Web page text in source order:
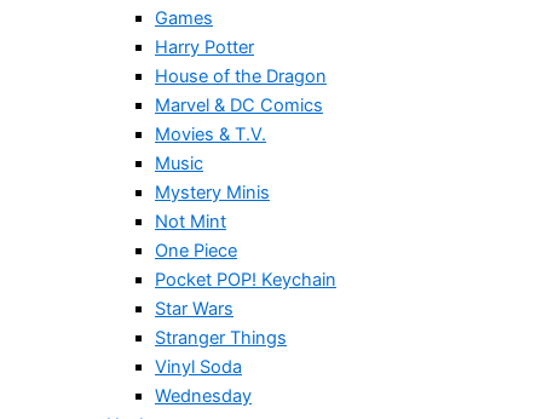
Games
Harry Potter
House of the Dragon
Marvel & DC Comics
Movies & T.V.
Music
Mystery Minis
Not Mint
One Piece
Pocket POP! Keychain
Star Wars
Stranger Things
Vinyl Soda
Wednesday